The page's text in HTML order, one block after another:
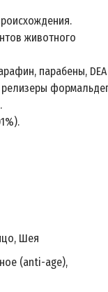
животного
парабены, DEA
Шея
(anti-age),